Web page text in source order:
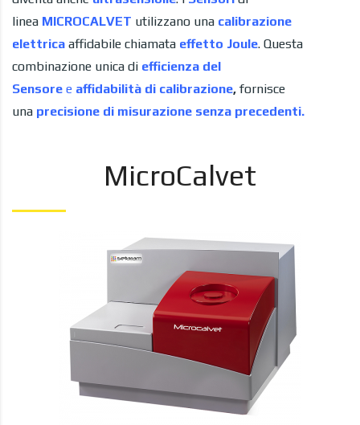
linea MICROCALVET utilizzano una calibrazione
elettrica affidabile chiamata effetto Joule. Questa
combinazione unica di efficienza del
Sensore e affidabilità di calibrazione, fornisce
una precisione di misurazione senza precedenti.
MicroCalvet